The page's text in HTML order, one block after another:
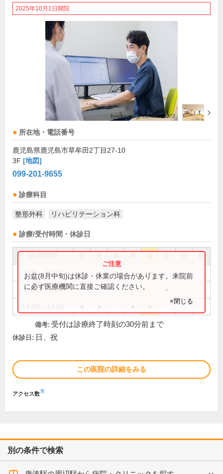
2025年10月1日開院
所在地・電話番号
鹿児島県鹿児島市草牟田2丁目27-10
3F [地図]
099-201-9655
診療科目
整形外科 リハビリテーション科
診療/受付時間・休診日
祝
8:30～12:30 ● ● ● ● ●
8:30～13:00
お盆(8月中旬)は休診・休業の場合があります。来院前
に必ず医療機関に直接ご確認ください。
×閉じる
備考: 受付は診療終了時刻の30分前まで
休診日: 日、祝
この医院の詳細をみる
アクセス数※
別の条件で検索